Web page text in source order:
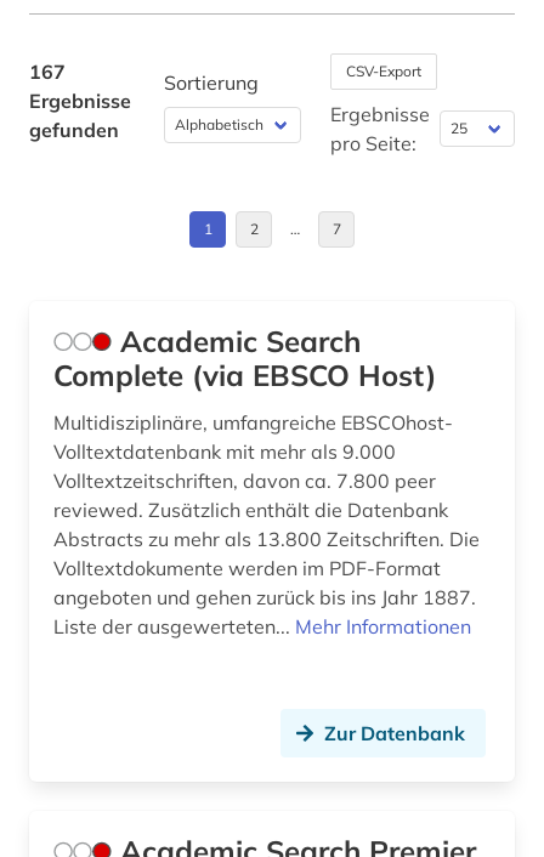
englisch (1)
finnland (1)
flugfoto (1)
folge <mathematik> (1)
formelsammlung (2)
forschungsdaten (1)
forstwissenschaft (1)
astronom; physiker (1)
167
Ergebnisse
gefunden
Sortierung CSV-Export
Ergebnisse
pro Seite:
1 2 … 7
Academic Search
Complete (via EBSCO Host)
Multidisziplinäre, umfangreiche EBSCOhost-
Volltextdatenbank mit mehr als 9.000
Volltextzeitschriften, davon ca. 7.800 peer
reviewed. Zusätzlich enthält die Datenbank
Abstracts zu mehr als 13.800 Zeitschriften. Die
Volltextdokumente werden im PDF-Format
angeboten und gehen zurück bis ins Jahr 1887.
Liste der ausgewerteten... Mehr Informationen
Zur Datenbank